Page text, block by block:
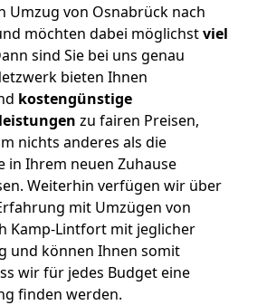
Umzug von Osnabrück nach
möchten dabei möglichstviel
sind Sie bei uns genau
bieten Ihnen
kostengünstige
zu fairen Preisen,
nichts anderes als die
in Ihrem neuen Zuhause
Weiterhin verfügen wir über
mit Umzügen von
Kamp-Lintfort mit jeglicher
und können Ihnen somit
wir für jedes Budget eine
finden werden.